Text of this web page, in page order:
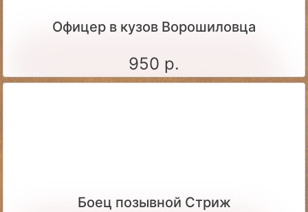
Офицер в кузов Ворошиловца
950 р.
Боец позывной Стриж